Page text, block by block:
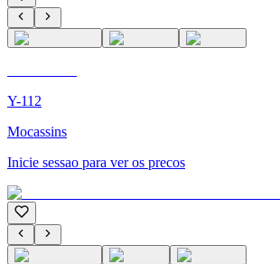
Y-112
Mocassins
Inicie sessao para ver os precos